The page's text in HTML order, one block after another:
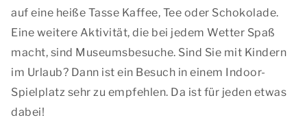
auf eine heiße Tasse Kaffee, Tee oder Schokolade.
Eine weitere Aktivität, die bei jedem Wetter Spaß
macht, sind Museumsbesuche. Sind Sie mit Kindern
im Urlaub? Dann ist ein Besuch in einem Indoor-
Spielplatz sehr zu empfehlen. Da ist für jeden etwas
dabei!